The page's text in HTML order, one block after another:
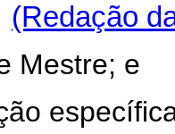
(Redação
Mestre; e